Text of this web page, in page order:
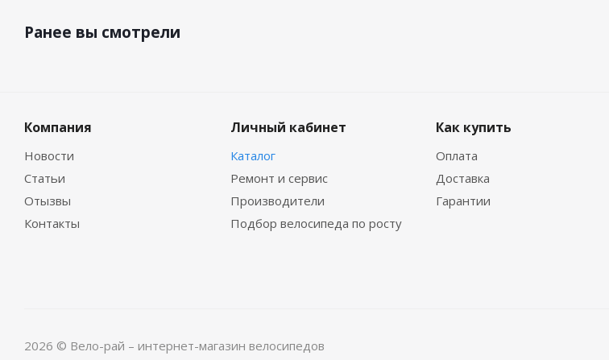
Ранее вы смотрели
Компания
Новости
Статьи
Отызвы
Контакты
Личный кабинет
Каталог
Ремонт и сервис
Производители
Подбор велосипеда по росту
Как купить
Оплата
Доставка
Гарантии
2026 © Вело-рай – интернет-магазин велосипедов